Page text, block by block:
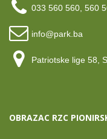
033 560 560, 560
info@park.ba
Patriotske lige 58,
OBRAZAC RZC